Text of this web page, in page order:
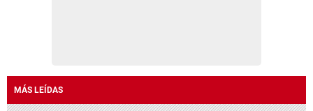
MÁS LEÍDAS